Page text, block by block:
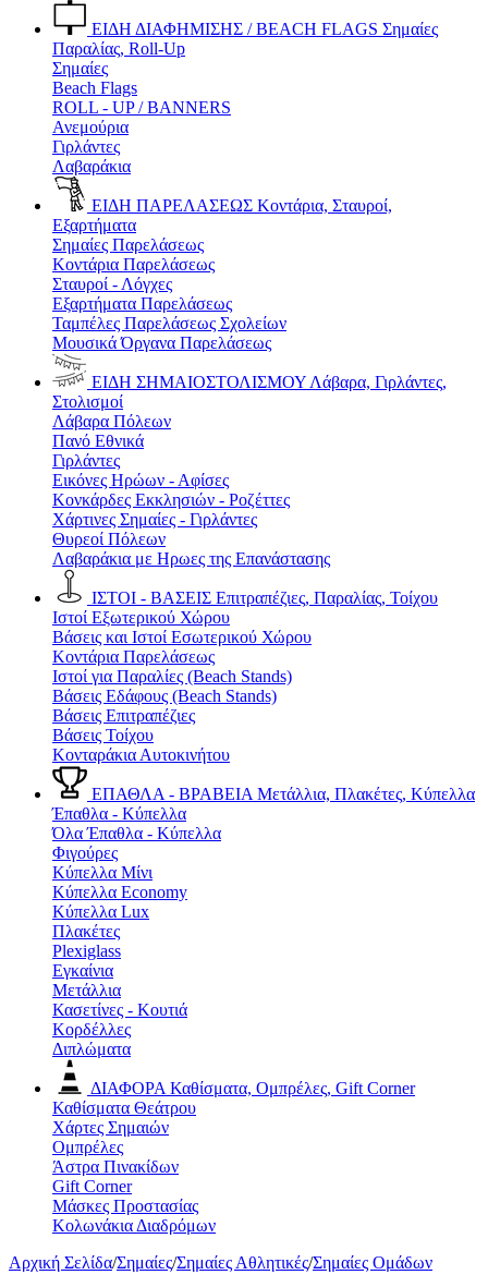
ΕΙΔΗ ΔΙΑΦΗΜΙΣΗΣ / BEACH FLAGS Σημαίες
Παραλίας, Roll-Up
Σημαίες
Beach Flags
ROLL - UP / BANNERS
Ανεμούρια
Γιρλάντες
Λαβαράκια
ΕΙΔΗ ΠΑΡΕΛΑΣΕΩΣ Κοντάρια, Σταυροί,
Εξαρτήματα
Σημαίες Παρελάσεως
Κοντάρια Παρελάσεως
Σταυροί - Λόγχες
Εξαρτήματα Παρελάσεως
Ταμπέλες Παρελάσεως Σχολείων
Μουσικά Όργανα Παρελάσεως
ΕΙΔΗ ΣΗΜΑΙΟΣΤΟΛΙΣΜΟΥ Λάβαρα, Γιρλάντες,
Στολισμοί
Λάβαρα Πόλεων
Πανό Εθνικά
Γιρλάντες
Εικόνες Ηρώων - Αφίσες
Κονκάρδες Εκκλησιών - Ροζέττες
Χάρτινες Σημαίες - Γιρλάντες
Θυρεοί Πόλεων
Λαβαράκια με Ηρωες της Επανάστασης
ΙΣΤΟΙ - ΒΑΣΕΙΣ Επιτραπέζιες, Παραλίας, Τοίχου
Ιστοί Εξωτερικού Χώρου
Βάσεις και Ιστοί Εσωτερικού Χώρου
Κοντάρια Παρελάσεως
Ιστοί για Παραλίες (Beach Stands)
Βάσεις Εδάφους (Beach Stands)
Βάσεις Επιτραπέζιες
Βάσεις Τοίχου
Κονταράκια Αυτοκινήτου
ΕΠΑΘΛΑ - ΒΡΑΒΕΙΑ Μετάλλια, Πλακέτες, Κύπελλα
Έπαθλα - Κύπελλα
Όλα Έπαθλα - Κύπελλα
Φιγούρες
Κύπελλα Μίνι
Κύπελλα Economy
Κύπελλα Lux
Πλακέτες
Plexiglass
Εγκαίνια
Μετάλλια
Κασετίνες - Κουτιά
Κορδέλλες
Διπλώματα
ΔΙΑΦΟΡΑ Καθίσματα, Ομπρέλες, Gift Corner
Καθίσματα Θεάτρου
Χάρτες Σημαιών
Ομπρέλες
Άστρα Πινακίδων
Gift Corner
Μάσκες Προστασίας
Κολωνάκια Διαδρόμων
Αρχική Σελίδα/Σημαίες/Σημαίες Αθλητικές/Σημαίες Ομάδων